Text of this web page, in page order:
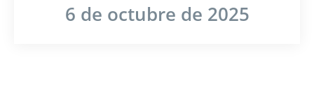
6 de octubre de 2025